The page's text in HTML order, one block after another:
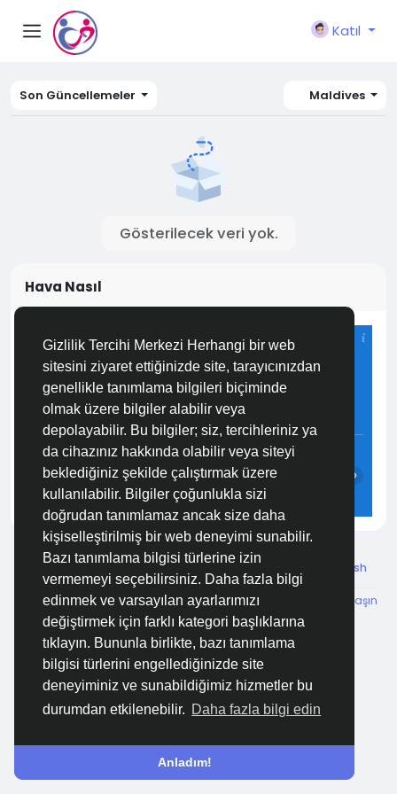
Gizlilik Tercihi Merkezi Herhangi bir web
sitesini ziyaret ettiğinizde site, tarayıcınızdan
genellikle tanımlama bilgileri biçiminde
olmak üzere bilgiler alabilir veya
depolayabilir. Bu bilgiler; siz, tercihleriniz ya
da cihazınız hakkında olabilir veya siteyi
beklediğiniz şekilde çalıştırmak üzere
kullanılabilir. Bilgiler çoğunlukla sizi
doğrudan tanımlamaz ancak size daha
kişiselleştirilmiş bir web deneyimi sunabilir.
Bazı tanımlama bilgisi türlerine izin
vermemeyi seçebilirsiniz. Daha fazla bilgi
edinmek ve varsayılan ayarlarımızı
değiştirmek için farklı kategori başlıklarına
tıklayın. Bununla birlikte, bazı tanımlama
bilgisi türlerini engellediğinizde site
deneyiminiz ve sunabildiğimiz hizmetler bu
durumdan etkilenebilir. Daha fazla bilgi edin
Anladım!
Katıl
Son Güncellemeler Maldives
Gösterilecek veri yok.
Hava Nasıl
Istanbul
25°C Az Bulutlu ve Açık
4.5 m/s 88%
07:00
25°C
08:00
26°C
09:00
26°C
10:00
26°C
11:00
‹ ›
© 2026 Özelim Turkish
Hakkımızda Koşullar KVKK HSVTP
Bize Ulaşın
Destek Merkezi